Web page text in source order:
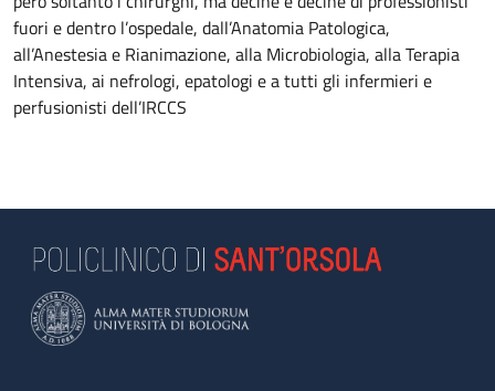
fuori e dentro l’ospedale, dall’Anatomia Patologica,
all’Anestesia e Rianimazione, alla Microbiologia, alla Terapia
Intensiva, ai nefrologi, epatologi e a tutti gli infermieri e
perfusionisti dell’IRCCS